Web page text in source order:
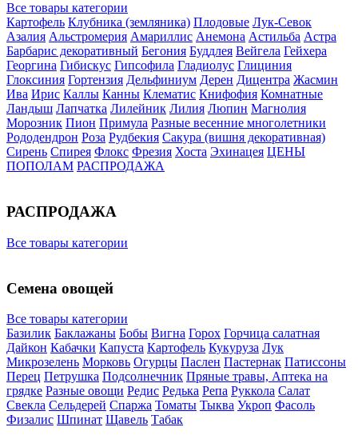
Все товары категории
Картофель Клубника (земляника) Плодовые Лук-Севок
Азалия Альстромерия Амариллис Анемона Астильба Астра
Барбарис декоративный Бегония Буддлея Вейгела Гейхера
Георгина Гибискус Гипсофила Гладиолус Глициния
Глоксиния Гортензия Дельфиниум Дерен Дицентра Жасмин
Ива Ирис Каллы Канны Клематис Книфофия Комнатные
Ландыш Лапчатка Лилейник Лилия Люпин Магнолия
Морозник Пион Примула Разные весенние многолетники
Рододендрон Роза Рудбекия Сакура (вишня декоративная)
Сирень Спирея Флокс Фрезия Хоста Эхинацея ЦЕНЫ
ПОПОЛАМ РАСПРОДАЖА
РАСПРОДАЖА
Все товары категории
Семена овощей
Все товары категории
Базилик Баклажаны Бобы Вигна Горох Горчица салатная
Дайкон Кабачки Капуста Картофель Кукуруза Лук
Микрозелень Морковь Огурцы Паслен Пастернак Патиссоны
Перец Петрушка Подсолнечник Пряные травы, Аптека на
грядке Разные овощи Редис Редька Репа Руккола Салат
Свекла Сельдерей Спаржа Томаты Тыква Укроп Фасоль
Физалис Шпинат Щавель Табак